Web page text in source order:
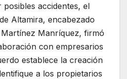
accidentes, el
Altamira, encabezado
Manríquez, firmó
con empresarios
establece la creación
a los propietarios